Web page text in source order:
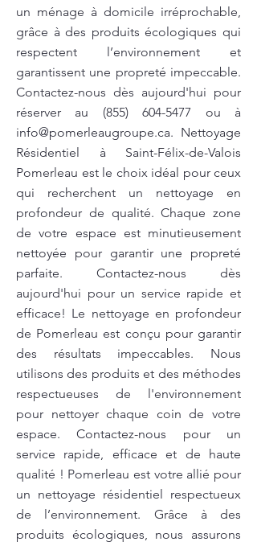
un ménage à domicile irréprochable,
grâce à des produits écologiques qui
respectent l’environnement et
garantissent une propreté impeccable.
Contactez-nous dès aujourd'hui pour
réserver au (855) 604-5477 ou à
info@pomerleaugroupe.ca. Nettoyage
Résidentiel à Saint-Félix-de-Valois
Pomerleau est le choix idéal pour ceux
qui recherchent un nettoyage en
profondeur de qualité. Chaque zone
de votre espace est minutieusement
nettoyée pour garantir une propreté
parfaite. Contactez-nous dès
aujourd'hui pour un service rapide et
efficace! Le nettoyage en profondeur
de Pomerleau est conçu pour garantir
des résultats impeccables. Nous
utilisons des produits et des méthodes
respectueuses de l'environnement
pour nettoyer chaque coin de votre
espace. Contactez-nous pour un
service rapide, efficace et de haute
qualité ! Pomerleau est votre allié pour
un nettoyage résidentiel respectueux
de l’environnement. Grâce à des
produits écologiques, nous assurons